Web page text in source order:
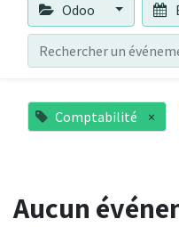
Odoo
Comptabilité ×
Aucun